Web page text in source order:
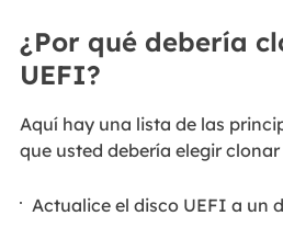
¿Por qué debería
UEFI?
Aquí hay una lista de las
que usted debería elegir
Actualice el disco UEFI a un